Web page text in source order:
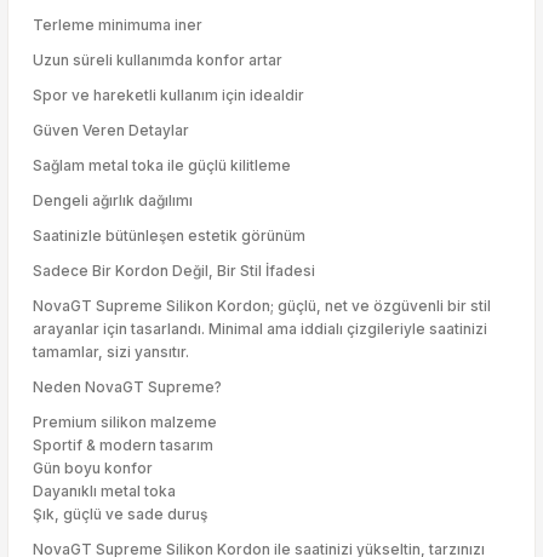
Terleme minimuma iner
Uzun süreli kullanımda konfor artar
Spor ve hareketli kullanım için idealdir
Güven Veren Detaylar
Sağlam metal toka ile güçlü kilitleme
Dengeli ağırlık dağılımı
Saatinizle bütünleşen estetik görünüm
Sadece Bir Kordon Değil, Bir Stil İfadesi
NovaGT Supreme Silikon Kordon; güçlü, net ve özgüvenli bir stil
arayanlar için tasarlandı. Minimal ama iddialı çizgileriyle saatinizi
tamamlar, sizi yansıtır.
Neden NovaGT Supreme?
Premium silikon malzeme
Sportif & modern tasarım
Gün boyu konfor
Dayanıklı metal toka
Şık, güçlü ve sade duruş
NovaGT Supreme Silikon Kordon ile saatinizi yükseltin, tarzınızı